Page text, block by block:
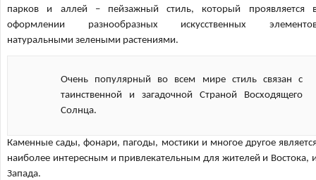
парков и аллей – пейзажный стиль, который проявляется
оформлении разнообразных искусственных
натуральными зелеными растениями.
Очень популярный во всем мире стиль связан с
таинственной и загадочной Страной Восходящего
Солнца.
Каменные сады, фонари, пагоды, мостики и многое другое
наиболее интересным и привлекательным для жителей и Востока,
Запада.